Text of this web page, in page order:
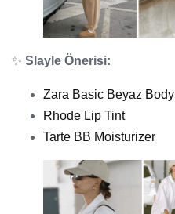
✨ Slayle Önerisi:
Zara Basic Beyaz Body
Rhode Lip Tint
Tarte BB Moisturizer